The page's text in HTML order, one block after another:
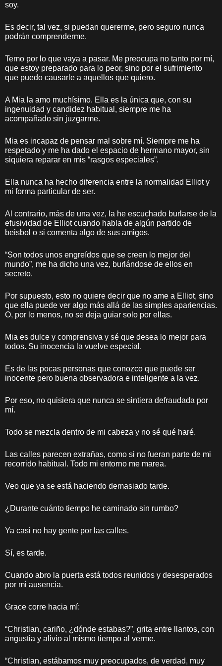
soy.
Es decir, tal vez, si puedan quererme, pero seguro nunca
podrán comprenderme.
Temo por lo que vaya a pasar. Me preocupa no tanto por mí,
que estoy preparado para lo peor, sino por el sufrimiento
que puedo causarle a aquellos que quiero.
A Mia la amo muchísimo. Ella es la única que, con su
ingenuidad y candidez habitual, siempre me ha
acompañado sin juzgarme.
Mia es incapaz de pensar mal sobre mí. Siempre me ha
respetado y me ha dado el espacio de hermano mayor, sin
siquiera reparar en mis “rasgos especiales”.
Ella nunca ha hecho diferencia entre la normalidad Elliot y
mi forma particular de ser.
Al contrario, más de una vez, la he escuchado burlarse de la
efusividad de Elliot cuando habla de algún partido de
beisbol o si comenta algo de sus amigos.
“Son todos unos engreídos que se creen lo mejor del
mundo”, me ha dicho una vez, burlándose de ellos en
secreto.
Por supuesto, esto no quiere decir que no ame a Elliot, sino
que ella puede ver algo más allá de las simples apariencias.
O, por lo menos, no se deja guiar solo por ellas.
Mia es dulce y comprensiva y sé que desea lo mejor para
todos. Su inocencia la vuelve especial.
Es de las pocas personas que conozco que puede ser
inocente pero buena observadora e inteligente a la vez.
Por eso, no quisiera que nunca se sintiera defraudada por
mí.
Todo se mezcla dentro de mi cabeza y no sé qué haré.
Las calles parecen extrañas, como si no fueran parte de mi
recorrido habitual. Todo mi entorno me marea.
Veo que ya se está haciendo demasiado tarde.
¿Durante cuánto tiempo he caminado sin rumbo?
Ya casi no hay gente por las calles.
Sí, es tarde.
Cuando abro la puerta está todos reunidos y desesperados
por mi ausencia.
Grace corre hacia mí:
“Christian, cariño, ¿dónde estabas?”, grita entre llantos, con
angustia y alivio al mismo tiempo al verme.
“Christian, estábamos muy preocupados, de verdad, muy